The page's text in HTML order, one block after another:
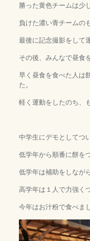
勝った黄色チームは少
負けた濃い青チームの
最後に記念撮影をして
その後、みんなで昼食
早く昼食を食べた人は
た。
軽く運動をしたのち、
中学生にデモとしてつ
低学年から順番に餅を
低学年は補助をしなが
高学年は１人で力強く
今年はお汁粉で食べまし